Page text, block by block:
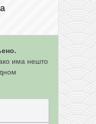
има нешто